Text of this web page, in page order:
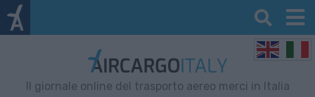
Il giornale online del trasporto aereo merci in Italia